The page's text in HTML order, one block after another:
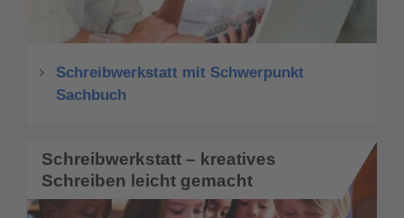
Schreibwerkstatt mit Schwerpunkt
Sachbuch
Schreibwerkstatt – kreatives
Schreiben leicht gemacht